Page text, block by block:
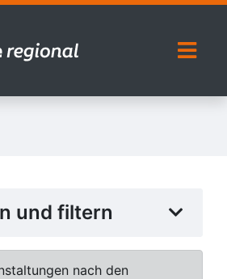
und filtern
nach den